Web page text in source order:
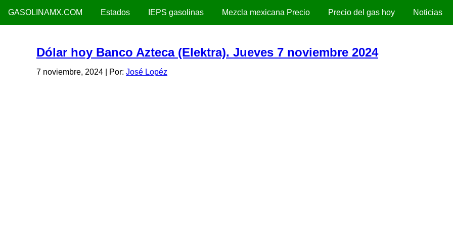
GASOLINAMX.COM Estados IEPS gasolinas Mezcla mexicana Precio Precio del gas hoy Noticias
Dólar hoy Banco Azteca (Elektra). Jueves 7 noviembre 2024
7 noviembre, 2024 | Por: José Lopéz